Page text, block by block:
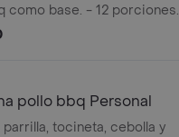
como base. - 12 porciones.
de Ajo, Sazonador
pollo bbq Personal
parrilla, tocineta, cebolla y